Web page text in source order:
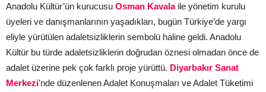
Anadolu Kültür’ün kurucusu Osman Kavalaile yönetim kurulu
üyeleri ve danışmanlarının yaşadıkları, bugün Türkiye’de yargı
eliyle yürütülen adaletsizliklerin sembolü haline geldi. Anadolu
Kültür bu türde adaletsizliklerin doğrudan öznesi olmadan önce de
adalet üzerine pek çok farklı proje yürüttü. Diyarbakır Sanat
Merkezi’nde düzenlenen Adalet Konuşmaları ve Adalet Tüketimi